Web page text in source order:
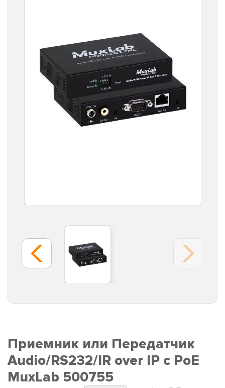
Приемник или Передатчик
Audio/RS232/IR over IP с PoE
MuxLab 500755